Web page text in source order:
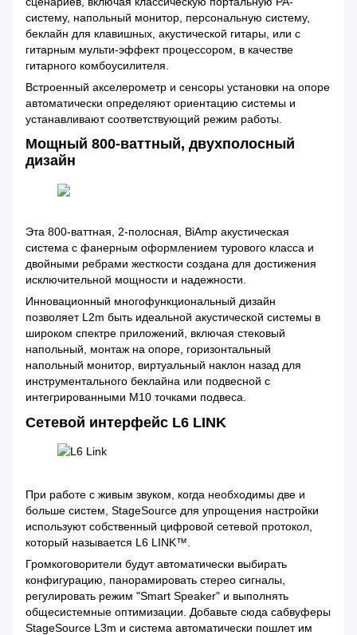
систему, напольный монитор, персональную систему,
беклайн для клавишных, акустической гитары, или с
гитарным мульти-эффект процессором, в качестве
гитарного комбоусилителя.
Встроенный акселерометр и сенсоры установки на опоре
автоматически определяют ориентацию системы и
устанавливают соответствующий режим работы.
Мощный 800-ваттный, двухполосный
дизайн
Эта 800-ваттная, 2-полосная, BiAmp акустическая
система с фанерным оформлением турового класса и
двойными ребрами жесткости создана для достижения
исключительной мощности и надежности.
Инновационный многофункциональный дизайн
позволяет L2m быть идеальной акустической системы в
широком спектре приложений, включая стековый
напольный, монтаж на опоре, горизонтальный
напольный монитор, виртуальный наклон назад для
инструментального беклайна или подвесной с
интегрированными M10 точками подвеса.
Сетевой интерфейс L6 LINK
При работе с живым звуком, когда необходимы две и
больше систем, StageSource для упрощения настройки
используют собственный цифровой сетевой протокол,
который называется L6 LINK™.
Громкоговорители будут автоматически выбирать
конфигурацию, панорамировать стерео сигналы,
регулировать режим "Smart Speaker" и выполнять
общесистемные оптимизации. Добавьте сюда сабвуферы
StageSource L3m и система автоматически пошлет им